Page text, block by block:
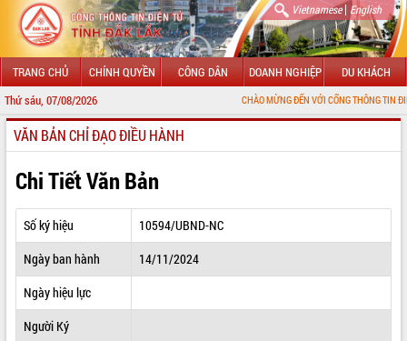
Vietnamese| English
TRANG CHỦ CHÍNH QUYỀN CÔNG DÂN DOANH NGHIỆP DU KHÁCH
Thứ sáu, 07/08/2026 CHÀO MỪNG ĐẾN VỚI CỔNG THÔNG TIN ĐIỆN TỬ TỈNH
GIỚI THIỆU
LÃNH ĐẠO UBND TỈNH
TIN TỨC SỰ KIỆN
SỞ, BAN, NGÀNH
THÔNG TIN CHỈ ĐẠO ĐIỀU HÀNH
VĂN BẢN CHỈ ĐẠO ĐIỀU HÀNH
Chi Tiết Văn Bản
Số ký hiệu
10594/UBND-NC
Ngày ban hành
14/11/2024
Ngày hiệu lực
Người Ký